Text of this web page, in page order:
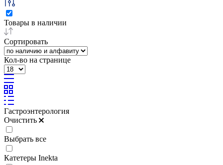
Товары в наличии
Сортировать
Кол-во на странице
Гастроэнтерология
Очистить
Выбрать все
Катетеры Inekta